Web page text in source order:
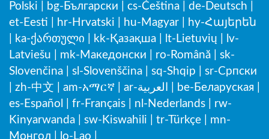
Polski
bg-Български cs-Čeština de-Deutsch
et-Eesti
hr-Hrvatski hu-Magyar
hy-Հայերեն
ka-ქართული kk-Қазақша lt-Lietuvių
lv-
Latviešu
mk-Македонски ro-Română
sk-
Slovenčina
sl-Slovenščina sq-Shqip
sr-Српски
zh-中文 am-አማርኛ ar-العربية be-Беларуская
es-Español
fr-Français nl-Nederlands
rw-
Kinyarwanda
sw-Kiswahili tr-Türkçe
mn-
Монгол
lo-Lao